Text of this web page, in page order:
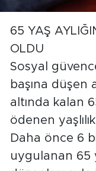
65 YAŞ
OLDU
Sosyal
başına düşen
altında kalan
ödenen
Daha önce 6
uygulanan 65